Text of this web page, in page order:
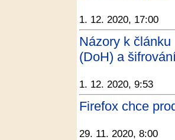
1. 12. 2020, 17:00
Názory k
(DoH) a
1. 12. 2020, 9:53
Firefox chce
29. 11. 2020, 8:00